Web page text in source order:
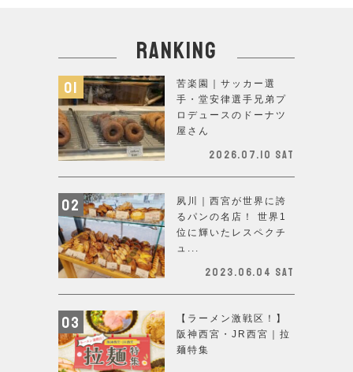
ranking
苦楽園｜サッカー選
手・堂安律選手兄弟プ
ロデュースのドーナツ
屋さん
2026.07.10 Sat
夙川｜西宮が世界に誇
るパンの名店！ 世界1
位に輝いたレスペクチ
ュ...
2023.06.04 Sat
【ラーメン激戦区！】
阪神西宮・JR西宮｜拉
麺特集